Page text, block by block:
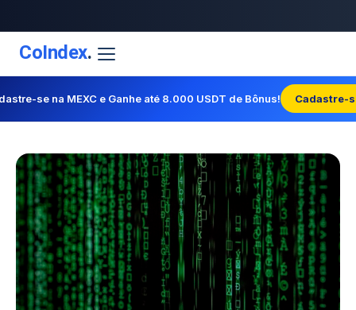
CoIndex.
se na MEXC e Ganhe até 8.000 USDT de Bônus! Cadastre-